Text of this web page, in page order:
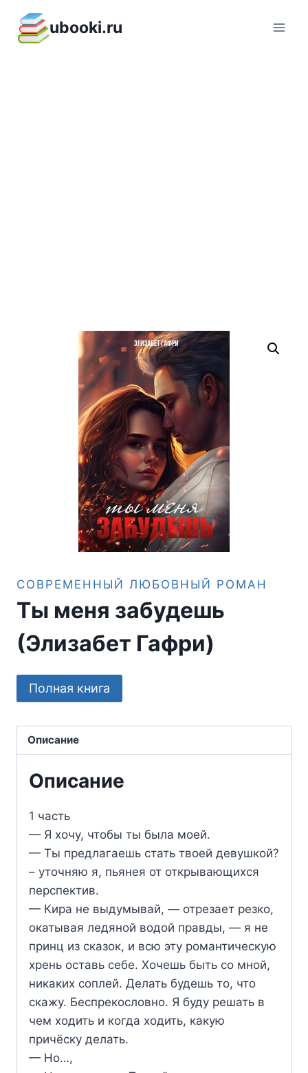
содержимому
ubooki.ru
СОВРЕМЕННЫЙ ЛЮБОВНЫЙ РОМАН
Ты меня забудешь
(Элизабет Гафри)
Полная книга
Описание
Описание
1 часть
— Я хочу, чтобы ты была моей.
— Ты предлагаешь стать твоей девушкой?
– уточняю я, пьянея от открывающихся
перспектив.
— Кира не выдумывай, — отрезает резко,
окатывая ледяной водой правды, — я не
принц из сказок, и всю эту романтическую
хрень оставь себе. Хочешь быть со мной,
никаких соплей. Делать будешь то, что
скажу. Беспрекословно. Я буду решать в
чем ходить и когда ходить, какую
причёску делать.
— Но…,